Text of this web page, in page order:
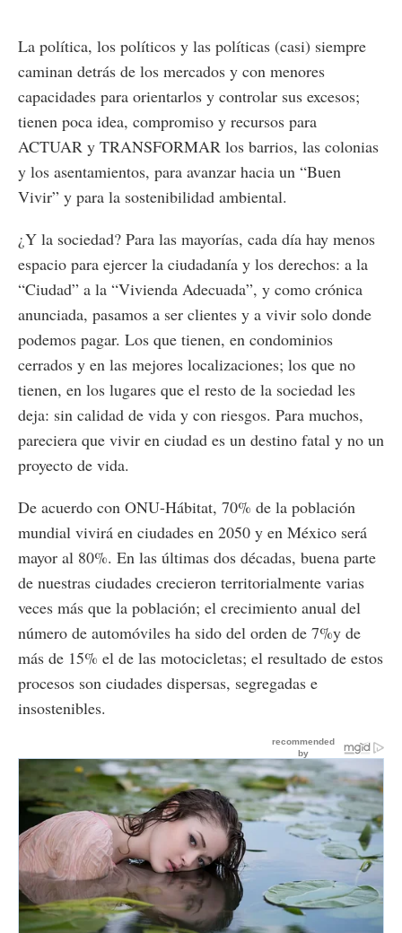
La política, los políticos y las políticas (casi) siempre
caminan detrás de los mercados y con menores
capacidades para orientarlos y controlar sus excesos;
tienen poca idea, compromiso y recursos para
ACTUAR y TRANSFORMAR los barrios, las colonias
y los asentamientos, para avanzar hacia un “Buen
Vivir” y para la sostenibilidad ambiental.
¿Y la sociedad? Para las mayorías, cada día hay menos
espacio para ejercer la ciudadanía y los derechos: a la
“Ciudad” a la “Vivienda Adecuada”, y como crónica
anunciada, pasamos a ser clientes y a vivir solo donde
podemos pagar. Los que tienen, en condominios
cerrados y en las mejores localizaciones; los que no
tienen, en los lugares que el resto de la sociedad les
deja: sin calidad de vida y con riesgos. Para muchos,
pareciera que vivir en ciudad es un destino fatal y no un
proyecto de vida.
De acuerdo con ONU-Hábitat, 70% de la población
mundial vivirá en ciudades en 2050 y en México será
mayor al 80%. En las últimas dos décadas, buena parte
de nuestras ciudades crecieron territorialmente varias
veces más que la población; el crecimiento anual del
número de automóviles ha sido del orden de 7%y de
más de 15% el de las motocicletas; el resultado de estos
procesos son ciudades dispersas, segregadas e
insostenibles.